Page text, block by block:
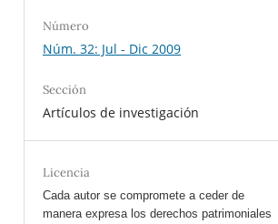
Número
Núm. 32: Jul - Dic 2009
Sección
Artículos de investigación
Licencia
Cada autor se compromete a ceder de
manera expresa los derechos patrimoniales